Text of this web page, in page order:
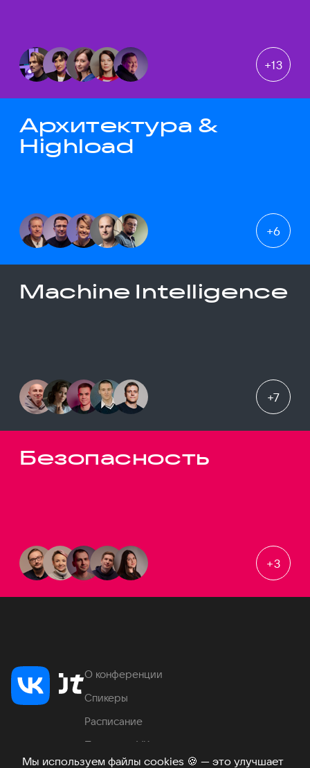
Мы используем файлы cookies 🍪 — это улучшает
+13
Архитектура &
Highload
+6
Machine Intelligence
+7
Безопасность
+3
О конференции
Спикеры
Расписание
Продукты VK